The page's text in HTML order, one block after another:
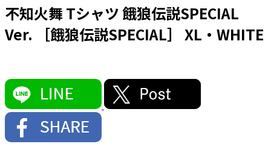
不知火舞 Tシャツ 餓狼伝説SPECIAL
Ver. ［餓狼伝説SPECIAL］ XL・WHITE